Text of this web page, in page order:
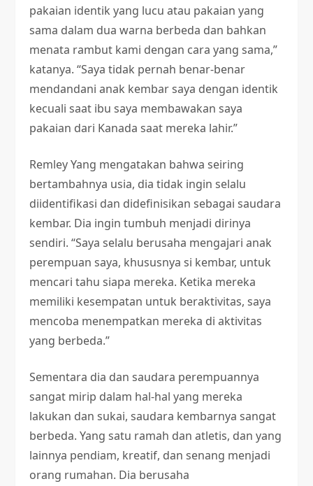
pakaian identik yang lucu atau pakaian yang
sama dalam dua warna berbeda dan bahkan
menata rambut kami dengan cara yang sama,”
katanya. “Saya tidak pernah benar-benar
mendandani anak kembar saya dengan identik
kecuali saat ibu saya membawakan saya
pakaian dari Kanada saat mereka lahir.”
Remley Yang mengatakan bahwa seiring
bertambahnya usia, dia tidak ingin selalu
diidentifikasi dan didefinisikan sebagai saudara
kembar. Dia ingin tumbuh menjadi dirinya
sendiri. “Saya selalu berusaha mengajari anak
perempuan saya, khususnya si kembar, untuk
mencari tahu siapa mereka. Ketika mereka
memiliki kesempatan untuk beraktivitas, saya
mencoba menempatkan mereka di aktivitas
yang berbeda.”
Sementara dia dan saudara perempuannya
sangat mirip dalam hal-hal yang mereka
lakukan dan sukai, saudara kembarnya sangat
berbeda. Yang satu ramah dan atletis, dan yang
lainnya pendiam, kreatif, dan senang menjadi
orang rumahan. Dia berusaha